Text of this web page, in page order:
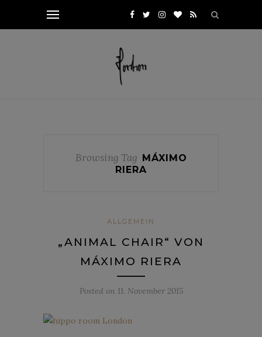
Browsing Tag MÁXIMO
RIERA
ALLGEMEIN
„ANIMAL CHAIR“ VON
MÁXIMO RIERA
Posted on 11. November 2015